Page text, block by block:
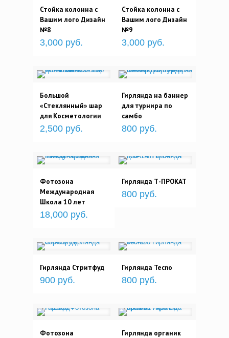
Стойка колонна с
Вашим лого Дизайн
№8
3,000 руб.
Стойка колонна с
Вашим лого Дизайн
№9
3,000 руб.
Большой
«Стеклянный» шар
для Косметологии
2,500 руб.
Гирлянда на баннер
для турнира по
самбо
800 руб.
Фотозона
Международная
Школа 10 лет
18,000 руб.
Гирлянда Т-ПРОКАТ
800 руб.
Гирлянда Стритфуд
900 руб.
Гирлянда Tecno
800 руб.
Фотозона Гирлянда органик